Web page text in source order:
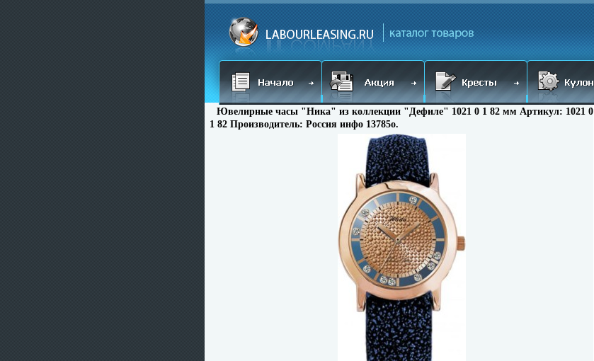
Ювелирные часы "Ника" из коллекции "Дефиле" 1021 0 1 82 мм Артикул: 1021 0
1 82 Производитель: Россия инфо 13785o.